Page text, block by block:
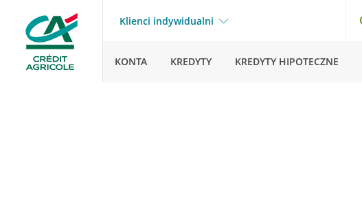
Klienci indywidualni
KONTA KREDYTY KREDYTY HIPOTECZNE